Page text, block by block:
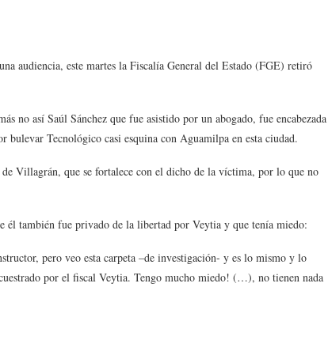
audiencia, este martes la Fiscalía General del Estado (FGE) retiró
no así Saúl Sánchez que fue asistido por un abogado, fue encabezada
Tecnológico casi esquina con Aguamilpa en esta ciudad.
Villagrán, que se fortalece con el dicho de la víctima, por lo que no
también fue privado de la libertad por Veytia y que tenía miedo:
pero veo esta carpeta –de investigación- y es lo mismo y lo
por el fiscal Veytia. Tengo mucho miedo! (…), no tienen nada